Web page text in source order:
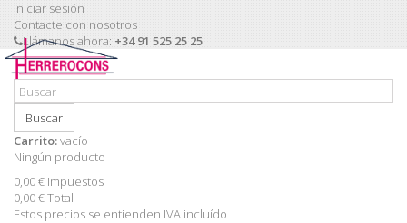
Iniciar sesión
Contacte con nosotros
Llámanos ahora: +34 91 525 25 25
Buscar
Carrito:vacío
Ningún producto
0,00 € Impuestos
0,00 €Total
Estos precios se entienden IVA incluído